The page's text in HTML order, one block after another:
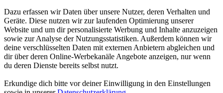
Dazu erfassen wir Daten über unsere Nutzer, deren Verhalten und
Geräte. Diese nutzen wir zur laufenden Optimierung unserer
Website und um dir personalisierte Werbung und Inhalte anzuzeigen
sowie zur Analyse der Nutzungsstatistiken. Außerdem können wir
deine verschlüsselten Daten mit externen Anbietern abgleichen und
dir über deren Online-Werbekanäle Angebote anzeigen, nur wenn
du deren Dienste bereits selbst nutzt.
Erkundige dich bitte vor deiner Einwilligung in den Einstellungen